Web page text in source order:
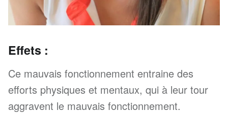
Effets :
Ce mauvais fonctionnement entraine des
efforts physiques et mentaux, qui à leur tour
aggravent le mauvais fonctionnement.